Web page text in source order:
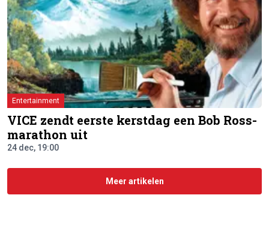
Entertainment
VICE zendt eerste kerstdag een Bob Ross-
marathon uit
24 dec, 19:00
Meer artikelen